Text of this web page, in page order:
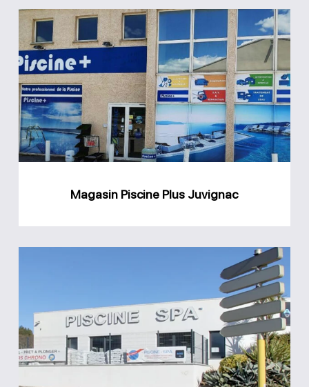
Magasin
Piscine
Plus
Juvignac
Magasin Piscine Plus Juvignac
Piscine
Bédarieux